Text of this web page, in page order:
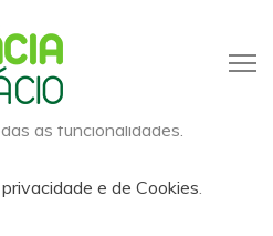
de
website.
necessários,
oferecer uma boa experiência
as funcionalidades.
e de Cookies.